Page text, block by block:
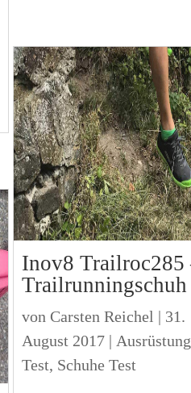
Inov8 Trailroc285
Trailrunningschuh
von Carsten Reichel | 31.
August 2017|
Test, Schuhe Test